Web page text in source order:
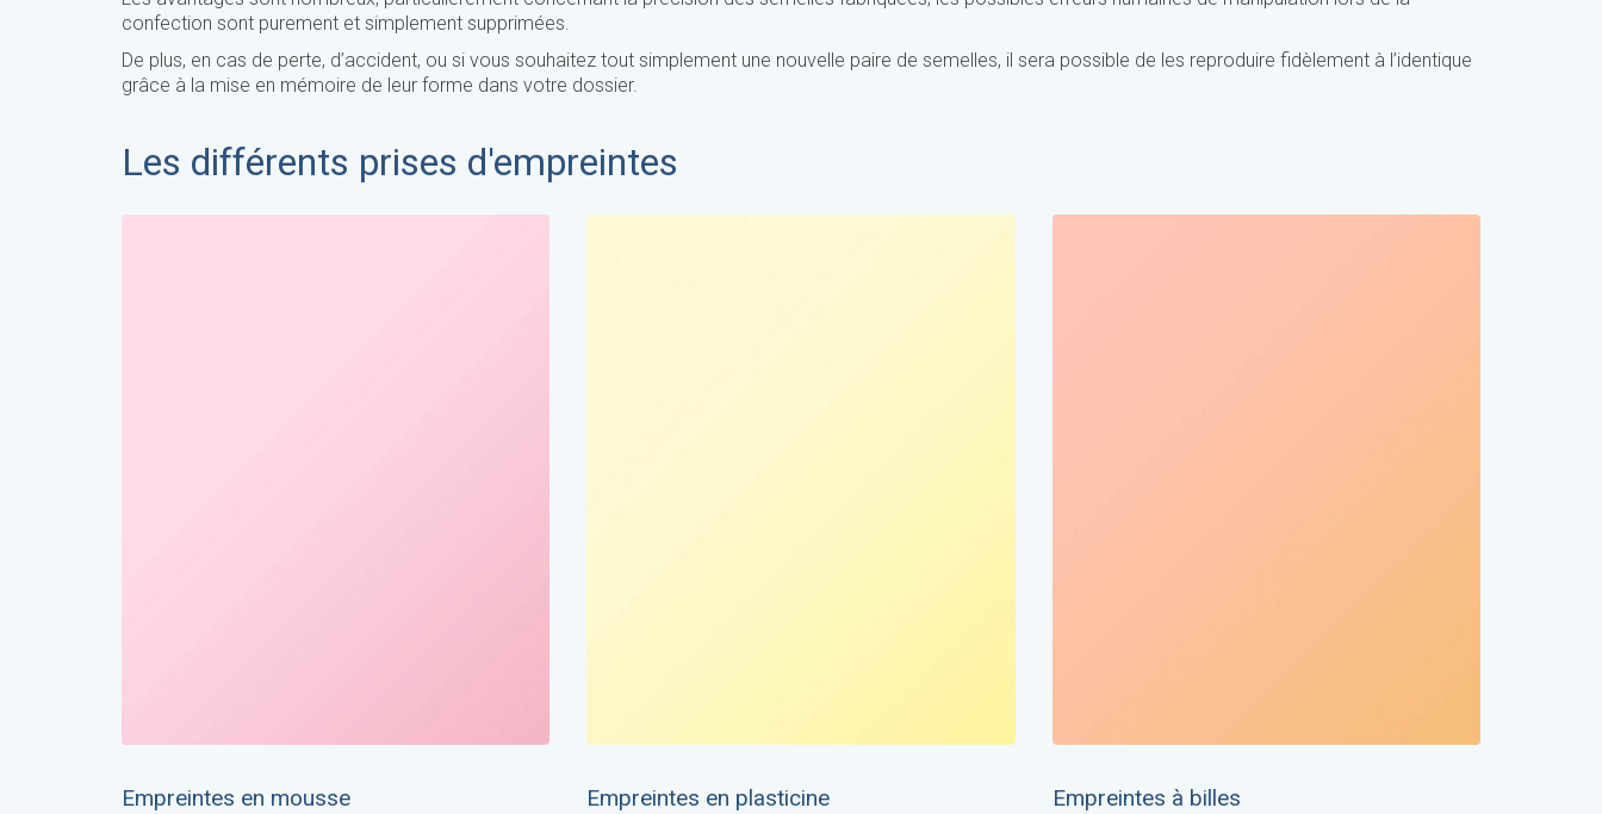
confection sont purement et simplement supprimées.
De plus, en cas de perte, d’accident, ou si vous souhaitez tout simplement une nouvelle paire de semelles, il sera possible de les reproduire fidèlement à l’identique
grâce à la mise en mémoire de leur forme dans votre dossier.
Les différents prises d'empreintes
Empreintes en mousse Empreintes en plasticine Empreintes à billes